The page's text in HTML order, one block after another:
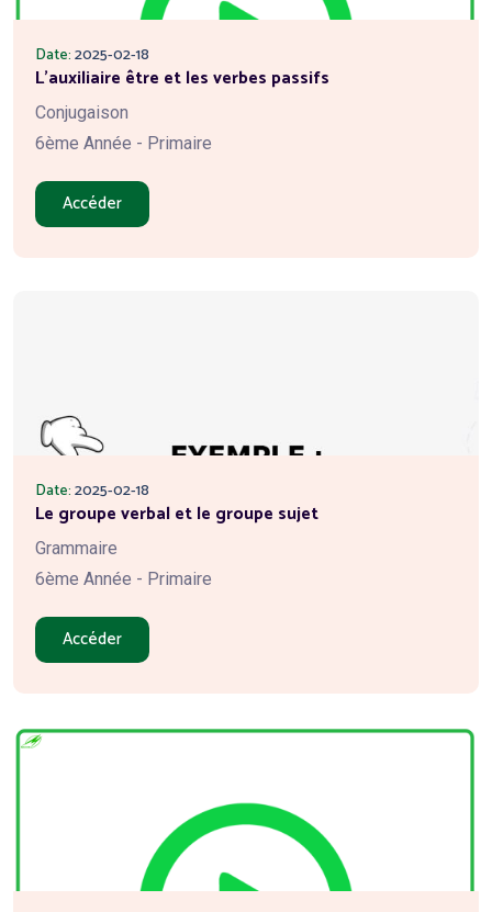
Date:2025-02-18
L'auxiliaire être et les verbes passifs
Conjugaison
6ème Année - Primaire
Accéder
Date:2025-02-18
Le groupe verbal et le groupe sujet
Grammaire
6ème Année - Primaire
Accéder